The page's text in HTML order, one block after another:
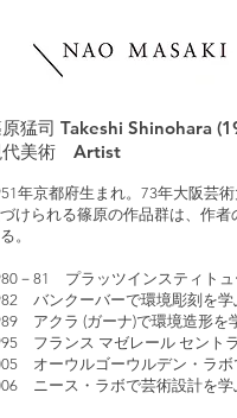
猛司 Takeshi Shinohara
代美術 Artist
年京都府生まれ。73年大阪芸
けられる篠原の作品群は、作
。
－81 プラッツインスティトュ
バンクーバーで環境彫刻を学
アクラ (ガーナ)で環境造形を
フランス マゼレール セント
オーウルゴーウルデン・ラボ
ニース・ラボで芸術設計を学